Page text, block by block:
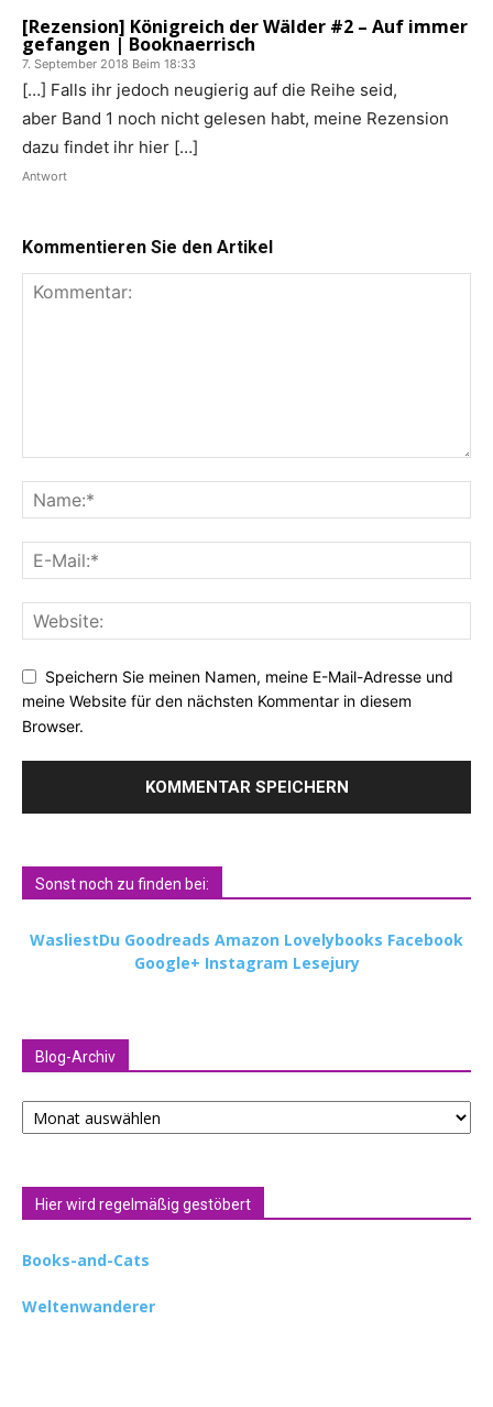
[Rezension] Königreich der Wälder #2 – Auf immer
gefangen | Booknaerrisch
7. September 2018 Beim 18:33
[…] Falls ihr jedoch neugierig auf die Reihe seid,
aber Band 1 noch nicht gelesen habt, meine Rezension
dazu findet ihr hier […]
Antwort
Kommentieren Sie den Artikel
Speichern Sie meinen Namen, meine E-Mail-Adresse und
meine Website für den nächsten Kommentar in diesem
Browser.
Sonst noch zu finden bei:
WasliestDu Goodreads Amazon Lovelybooks Facebook
Google+ Instagram Lesejury
Blog-Archiv
Blog-
Archiv
Hier wird regelmäßig gestöbert
Books-and-Cats
Weltenwanderer